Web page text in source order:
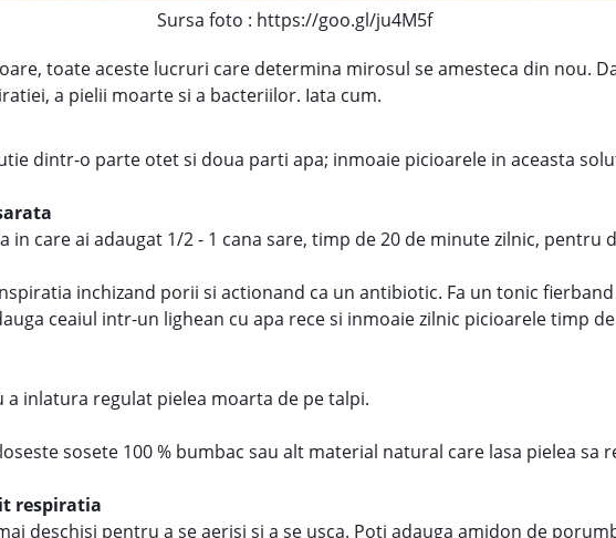
Sursa foto : https://goo.gl/ju4M5f
toate aceste lucruri care determina mirosul se amesteca din nou.
a pielii moarte si a bacteriilor. Iata cum.
dintr-o parte otet si doua parti apa; inmoaie picioarele in aceasta
in care ai adaugat 1/2 - 1 cana sare, timp de 20 de minute zilnic, pentru
inchizand porii si actionand ca un antibiotic. Fa un tonic
ceaiul intr-un lighean cu apa rece si inmoaie zilnic picioarele timp
inlatura regulat pielea moarta de pe talpi.
sosete 100 % bumbac sau alt material natural care lasa pielea sa
respiratia
deschisi pentru a se aerisi si a se usca. Poti adauga amidon de